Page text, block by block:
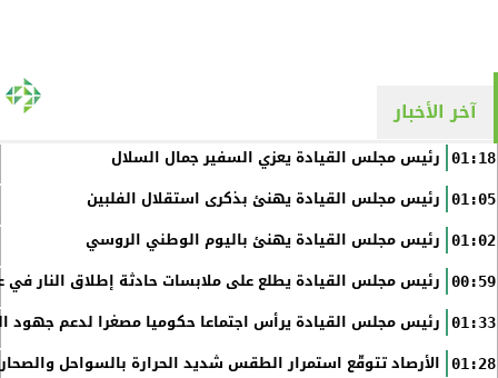
آخر الأخبار
01:18 رئيس مجلس القيادة يعزي السفير جمال السلال
01:05 رئيس مجلس القيادة يهنئ بذكرى استقلال الفلبين
01:02 رئيس مجلس القيادة يهنئ باليوم الوطني الروسي
00:59 رئيس مجلس القيادة يطلع على ملابسات حادثة إطلاق النار في
01:33 رئيس مجلس القيادة يرأس اجتماعا حكوميا مصغرا لدعم جهود
01:28 الأرصاد تتوقّع استمرار الطقس شديد الحرارة بالسواحل